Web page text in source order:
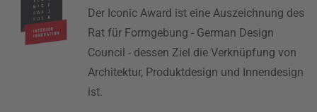
Der Iconic Award ist eine Auszeichnung des
Rat für Formgebung - German Design
Council - dessen Ziel die Verknüpfung von
Architektur, Produktdesign und Innendesign
ist.